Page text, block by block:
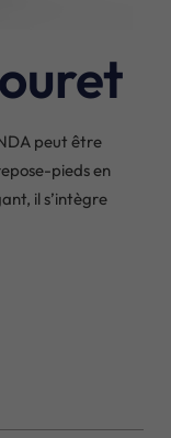
peut être
pieds en
il s’intègre